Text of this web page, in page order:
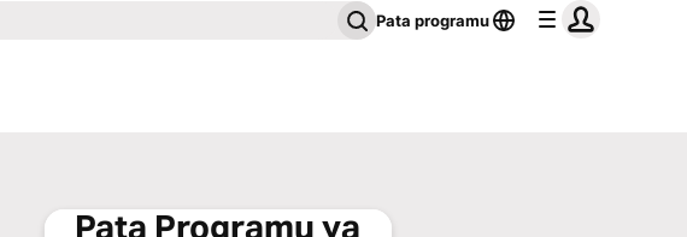
Pata programu
Pata Programu ya